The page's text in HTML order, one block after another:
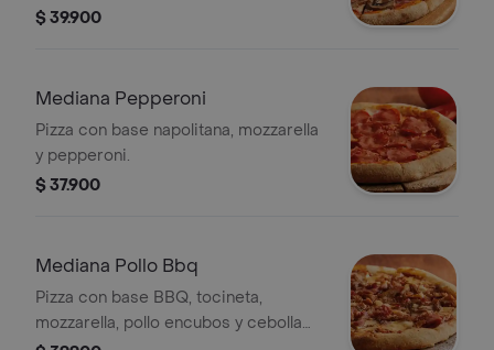
champiñones. 6 porciones.
$ 39.900
Mediana Pepperoni
Pizza con base napolitana, mozzarella
y pepperoni.
$ 37.900
Mediana Pollo Bbq
Pizza con base BBQ, tocineta,
mozzarella, pollo encubos y cebolla